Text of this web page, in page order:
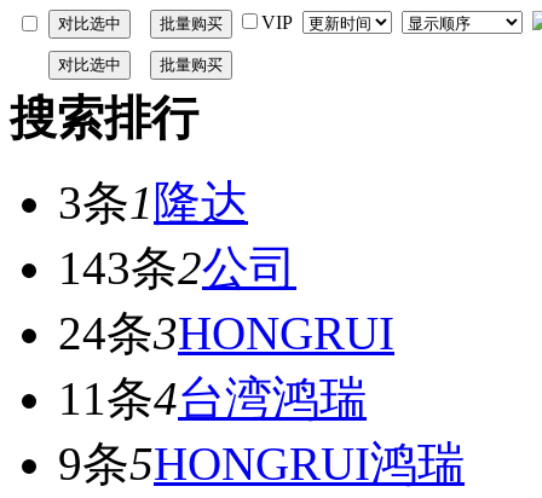
VIP
搜索排行
3条1 隆达
143条2公司
24条3HONGRUI
11条4台湾鸿瑞
9条5HONGRUI鸿瑞